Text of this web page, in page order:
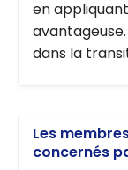
en
dans la
Les
concernés